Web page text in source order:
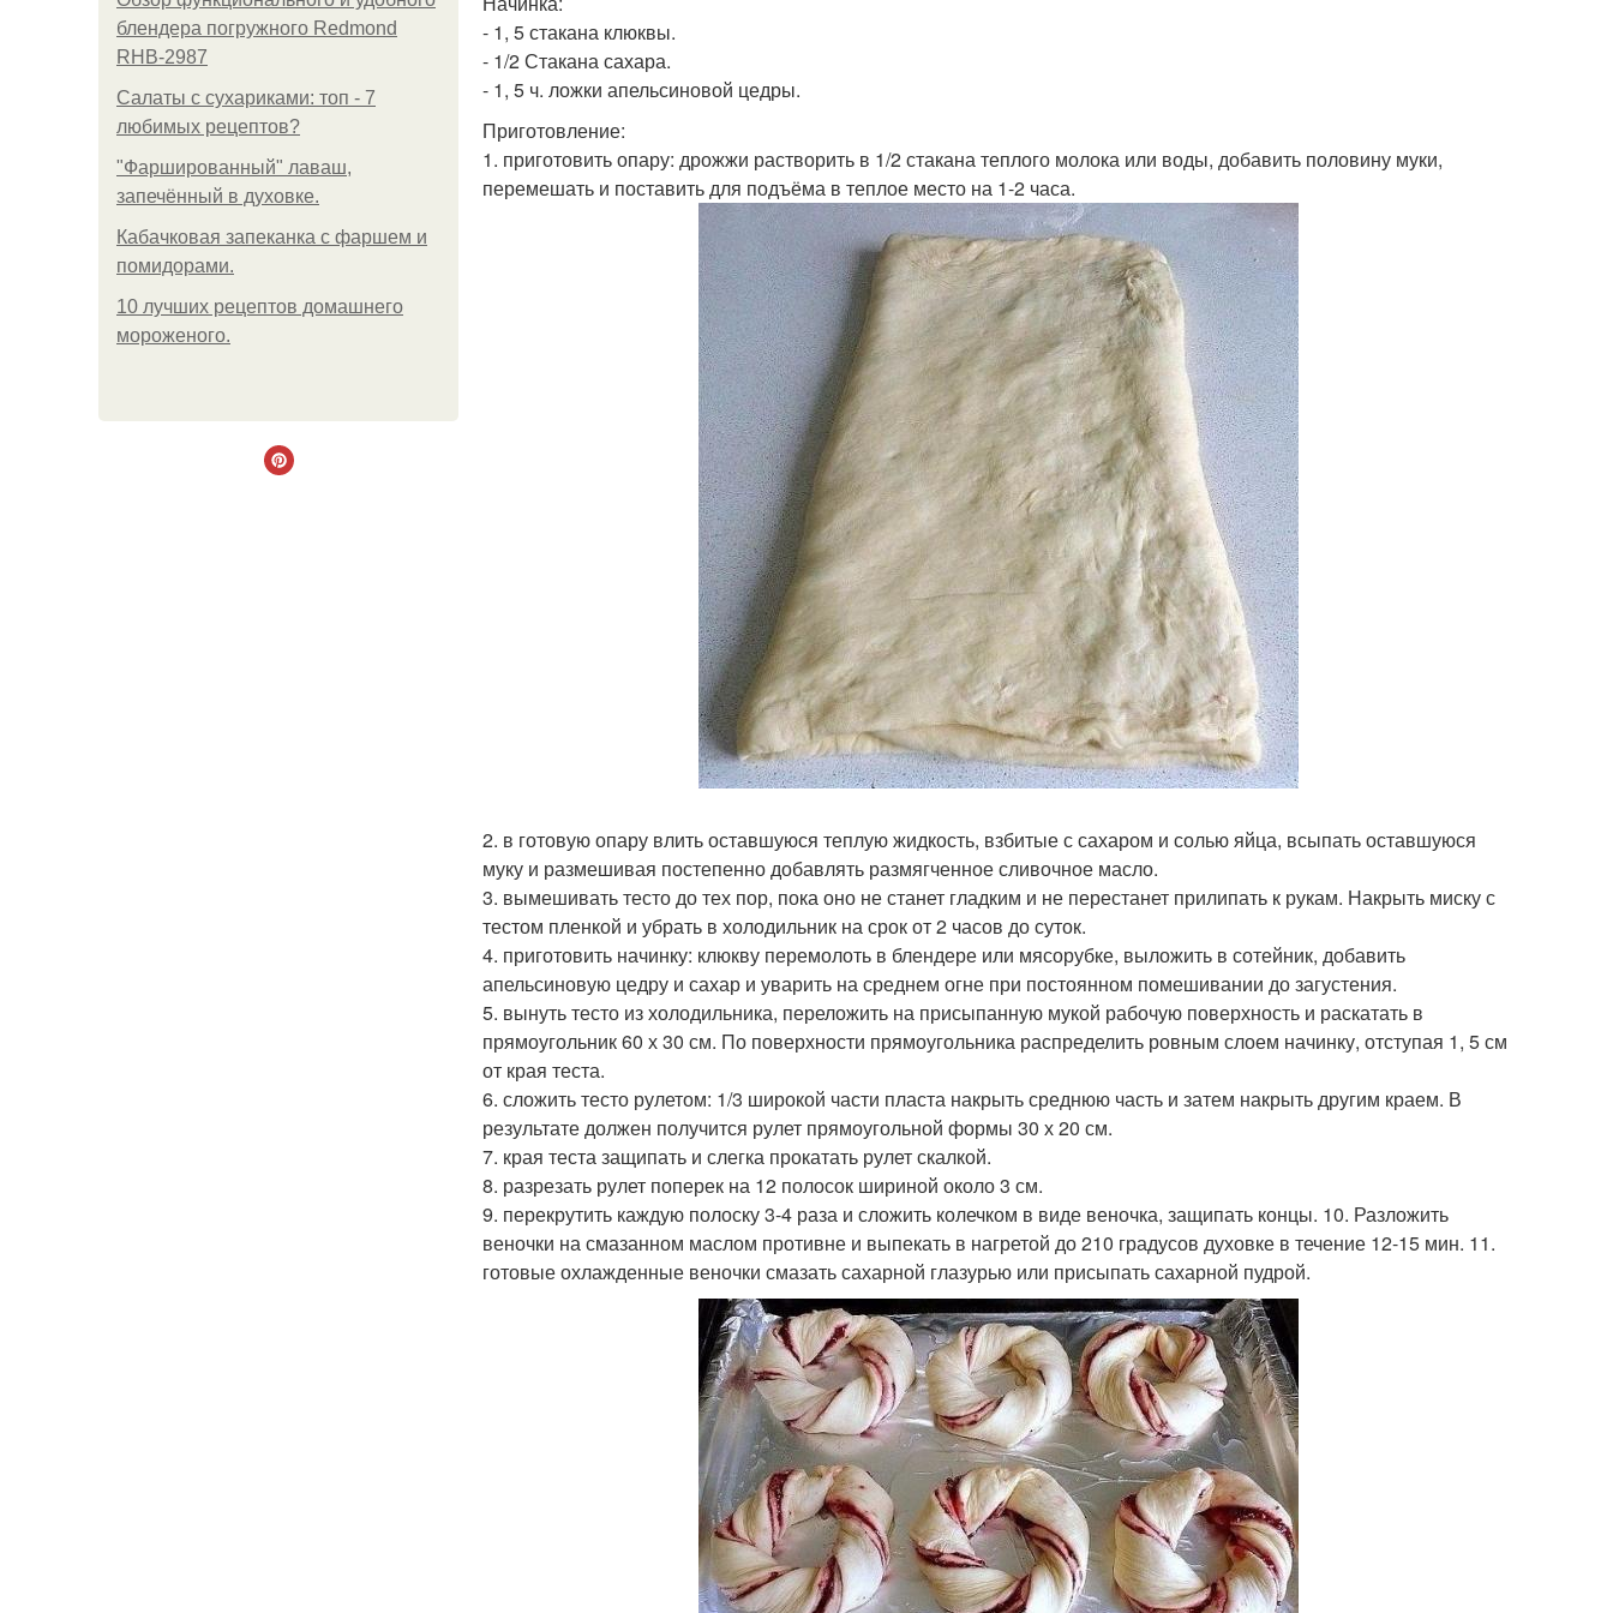
блендера погружного Redmond
RHB-2987
Салаты с сухариками: топ - 7
любимых рецептов?
"Фаршированный" лаваш,
запечённый в духовке.
Кабачковая запеканка с фаршем и
помидорами.
10 лучших рецептов домашнего
мороженого.
- 1, 5 стакана клюквы.
- 1/2 Стакана сахара.
- 1, 5 ч. ложки апельсиновой цедры.
Приготовление:
1. приготовить опару: дрожжи растворить в 1/2 стакана теплого молока или воды, добавить половину муки,
перемешать и поставить для подъёма в теплое место на 1-2 часа.
2. в готовую опару влить оставшуюся теплую жидкость, взбитые с сахаром и солью яйца, всыпать оставшуюся
муку и размешивая постепенно добавлять размягченное сливочное масло.
3. вымешивать тесто до тех пор, пока оно не станет гладким и не перестанет прилипать к рукам. Накрыть миску с
тестом пленкой и убрать в холодильник на срок от 2 часов до суток.
4. приготовить начинку: клюкву перемолоть в блендере или мясорубке, выложить в сотейник, добавить
апельсиновую цедру и сахар и уварить на среднем огне при постоянном помешивании до загустения.
5. вынуть тесто из холодильника, переложить на присыпанную мукой рабочую поверхность и раскатать в
прямоугольник 60 х 30 см. По поверхности прямоугольника распределить ровным слоем начинку, отступая 1, 5 см
от края теста.
6. сложить тесто рулетом: 1/3 широкой части пласта накрыть среднюю часть и затем накрыть другим краем. В
результате должен получится рулет прямоугольной формы 30 х 20 см.
7. края теста защипать и слегка прокатать рулет скалкой.
8. разрезать рулет поперек на 12 полосок шириной около 3 см.
9. перекрутить каждую полоску 3-4 раза и сложить колечком в виде веночка, защипать концы. 10. Разложить
веночки на смазанном маслом противне и выпекать в нагретой до 210 градусов духовке в течение 12-15 мин. 11.
готовые охлажденные веночки смазать сахарной глазурью или присыпать сахарной пудрой.